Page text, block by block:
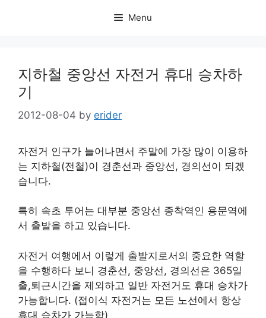
Menu
지하철 중앙선 자전거 휴대 승차하
기
2012-08-04 by erider
자전거 인구가 늘어나면서 주말에 가장 많이 이용하
는 지하철(전철)이 경춘선과 중앙선, 경의선이 되겠
습니다.
특히 속초 투어는 대부분 중앙선 종착역인 용문역에
서 출발을 하고 있습니다.
자전거 여행에서 이렇게 출발지로서의 중요한 역할
을 수행하다 보니 경춘선, 중앙선, 경의선은 365일
출,퇴근시간을 제외하고 일반 자전거도 휴대 승차가
가능합니다. (접이식 자전거는 모든 노선에서 항상
휴대 승차가 가능함)